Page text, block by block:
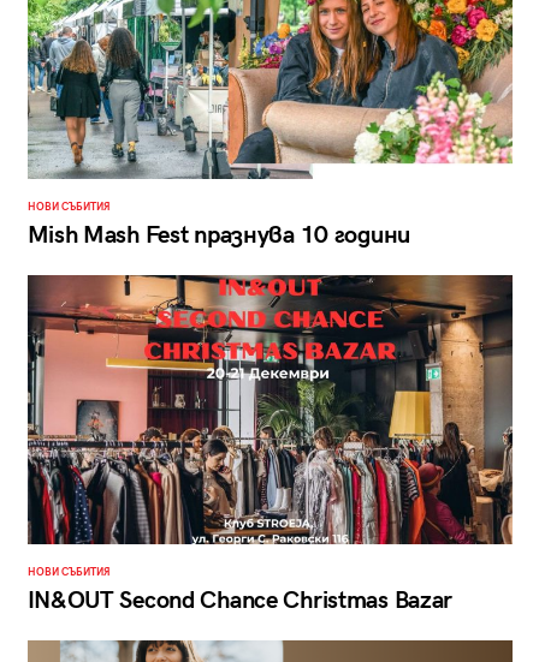
НОВИ СЪБИТИЯ
Mish Mash Fest празнува 10 години
НОВИ СЪБИТИЯ
IN&OUT Second Chance Christmas Bazar